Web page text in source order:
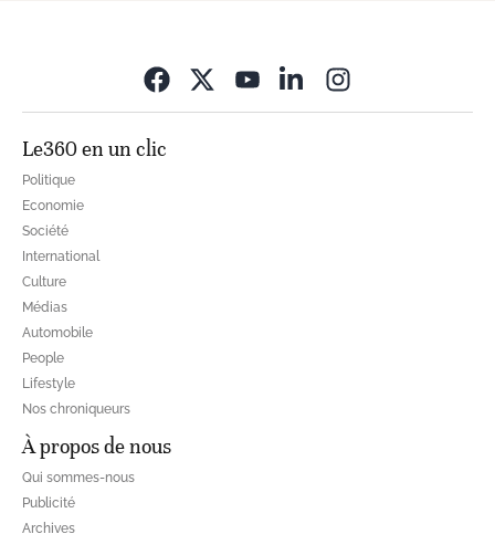
Le360 en un clic
Politique
Economie
Société
International
Culture
Médias
Automobile
People
Lifestyle
Nos chroniqueurs
À propos de nous
Qui sommes-nous
Publicité
Archives